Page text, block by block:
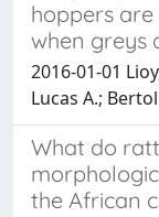
hoppers
when greys
2016-01-01
Lucas A.;
What do
the African